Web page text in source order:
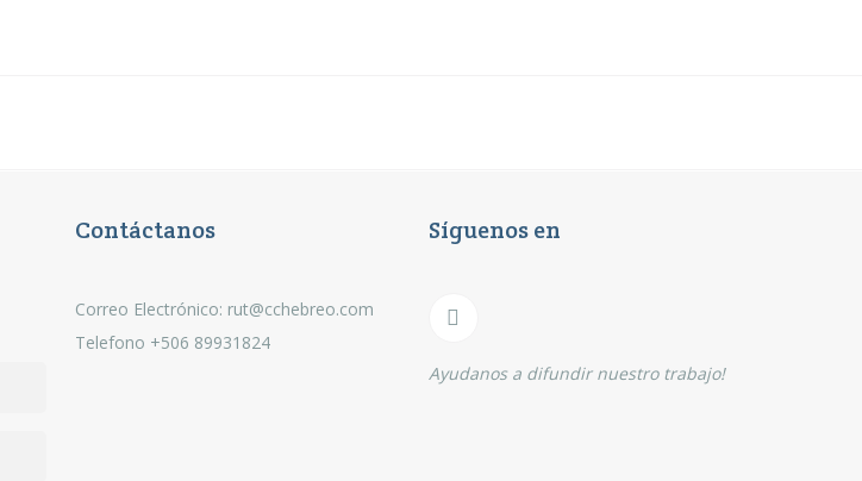
Contáctanos
Correo Electrónico: rut@cchebreo.com
Telefono +506 89931824
Síguenos en
Ayudanos a difundir nuestro trabajo!